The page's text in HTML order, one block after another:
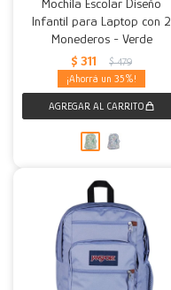
Mochila Escolar Diseño
Infantil para Laptop con 2
Monederos - Verde
$ 311 $ 479
35